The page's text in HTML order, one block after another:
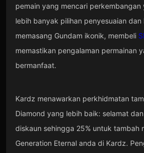
pemain yang mencari perkembangan
lebih banyak pilihan penyesuaian dan
memasang Gundam ikonik, membeli
memastikan pengalaman permainan
bermanfaat.
Kardz menawarkan perkhidmatan
Diamond yang lebih baik: selamat
diskaun sehingga 25% untuk tambah
Generation Eternal anda di Kardz.